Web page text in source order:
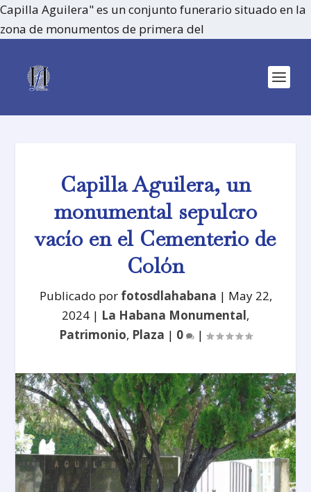
Capilla Aguilera" es un conjunto funerario situado en la
zona de monumentos de primera del
Capilla Aguilera, un
monumental sepulcro
vacío en el Cementerio de
Colón
Publicado por fotosdlahabana | May 22,
2024 | La Habana Monumental,
Patrimonio, Plaza | 0 |